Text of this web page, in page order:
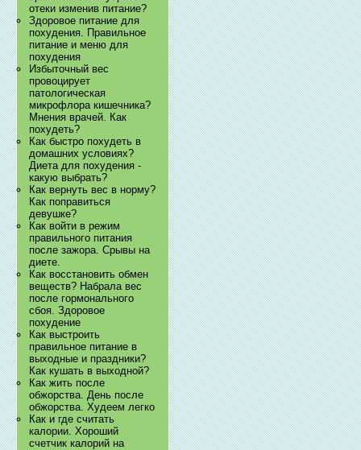
отеки изменив питание?
Здоровое питание для
похудения. Правильное
питание и меню для
похудения
Избыточный вес
провоцирует
патологическая
микрофлора кишечника?
Мнения врачей. Как
похудеть?
Как быстро похудеть в
домашних условиях?
Диета для похудения -
какую выбрать?
Как вернуть вес в норму?
Как поправиться
девушке?
Как войти в режим
правильного питания
после зажора. Срывы на
диете.
Как восстановить обмен
веществ? Набрала вес
после гормонального
сбоя. Здоровое
похудение
Как выстроить
правильное питание в
выходные и праздники?
Как кушать в выходной?
Как жить после
обжорства. День после
обжорства. Худеем легко
Как и где считать
калории. Хороший
счетчик калорий на